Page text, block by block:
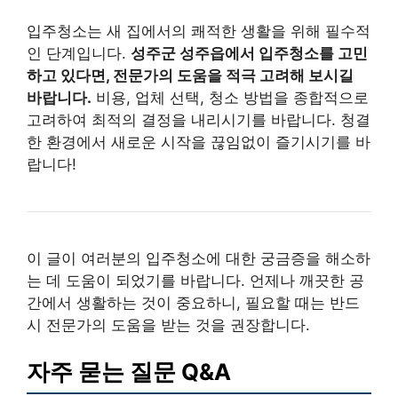
입주청소는 새 집에서의 쾌적한 생활을 위해 필수적
인 단계입니다. 성주군 성주읍에서 입주청소를 고민
하고 있다면, 전문가의 도움을 적극 고려해 보시길
바랍니다. 비용, 업체 선택, 청소 방법을 종합적으로
고려하여 최적의 결정을 내리시기를 바랍니다. 청결
한 환경에서 새로운 시작을 끊임없이 즐기시기를 바
랍니다!
이 글이 여러분의 입주청소에 대한 궁금증을 해소하
는 데 도움이 되었기를 바랍니다. 언제나 깨끗한 공
간에서 생활하는 것이 중요하니, 필요할 때는 반드
시 전문가의 도움을 받는 것을 권장합니다.
자주 묻는 질문 Q&A